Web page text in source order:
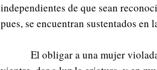
independientes de que sean
pues, se encuentran sustentados en
El obligar a una mujer